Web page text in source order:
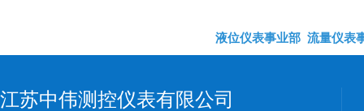
液位仪表事业部 流量仪表
江苏中伟测控仪表有限公司